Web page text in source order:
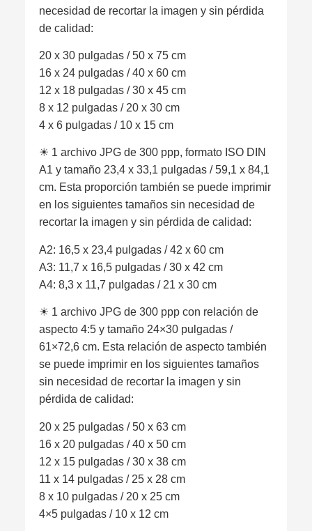
necesidad de recortar la imagen y sin pérdida
de calidad:
20 x 30 pulgadas / 50 x 75 cm
16 x 24 pulgadas / 40 x 60 cm
12 x 18 pulgadas / 30 x 45 cm
8 x 12 pulgadas / 20 x 30 cm
4 x 6 pulgadas / 10 x 15 cm
☀︎ 1 archivo JPG de 300 ppp, formato ISO DIN
A1 y tamaño 23,4 x 33,1 pulgadas / 59,1 x 84,1
cm. Esta proporción también se puede imprimir
en los siguientes tamaños sin necesidad de
recortar la imagen y sin pérdida de calidad:
A2: 16,5 x 23,4 pulgadas / 42 x 60 cm
A3: 11,7 x 16,5 pulgadas / 30 x 42 cm
A4: 8,3 x 11,7 pulgadas / 21 x 30 cm
☀︎ 1 archivo JPG de 300 ppp con relación de
aspecto 4:5 y tamaño 24×30 pulgadas /
61×72,6 cm. Esta relación de aspecto también
se puede imprimir en los siguientes tamaños
sin necesidad de recortar la imagen y sin
pérdida de calidad:
20 x 25 pulgadas / 50 x 63 cm
16 x 20 pulgadas / 40 x 50 cm
12 x 15 pulgadas / 30 x 38 cm
11 x 14 pulgadas / 25 x 28 cm
8 x 10 pulgadas / 20 x 25 cm
4×5 pulgadas / 10 x 12 cm